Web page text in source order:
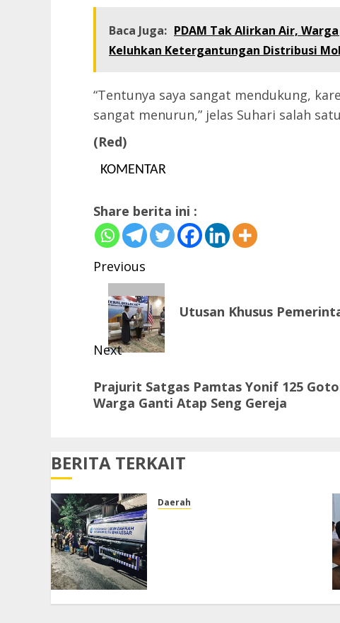
Baca Juga: PDAM Tak Alirkan Air,
Keluhkan Ketergantungan Distribusi
“Tentunya saya sangat mendukung,
sangat menurun,” jelas Suhari salah
(Red)
KOMENTAR
Share berita ini :
Post
navigation
Previous
Previous
post:
Utusan Khusus
Next
post:
Prajurit Satgas Pamtas Yonif 125
Warga Ganti Atap Seng Gereja
BERITA TERKAIT
Daerah
AGUSTUS 3, 2026 0